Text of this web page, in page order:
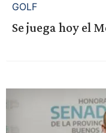
GOLF
Se juega hoy el